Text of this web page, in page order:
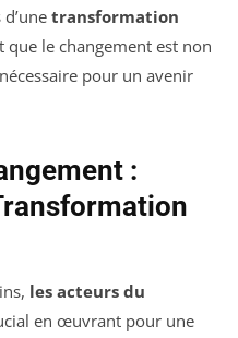
transformation
le changement est non
pour un avenir
:
les acteurs du
en œuvrant pour une